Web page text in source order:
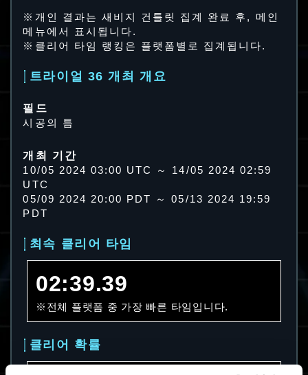
※개인 결과는 새비지 건틀릿 집계 완료 후, 메인
메뉴에서 표시됩니다.
※클리어 타임 랭킹은 플랫폼별로 집계됩니다.
트라이얼 36 개최 개요
필드
시공의 틈
개최 기간
10/05 2024 03:00 UTC ～ 14/05 2024 02:59
UTC
05/09 2024 20:00 PDT ～ 05/13 2024 19:59
PDT
최속 클리어 타임
02:39.39
※전체 플랫폼 중 가장 빠른 타임입니다.
클리어 확률